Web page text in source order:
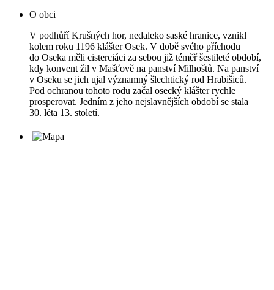
O obci
V podhůří Krušných hor, nedaleko saské hranice, vznikl
kolem roku 1196 klášter Osek. V době svého příchodu
do Oseka měli cisterciáci za sebou již téměř šestileté období,
kdy konvent žil v Mašťově na panství Milhoštů. Na panství
v Oseku se jich ujal významný šlechtický rod Hrabišiců.
Pod ochranou tohoto rodu začal osecký klášter rychle
prosperovat. Jedním z jeho nejslavnějších období se stala
30. léta 13. století.